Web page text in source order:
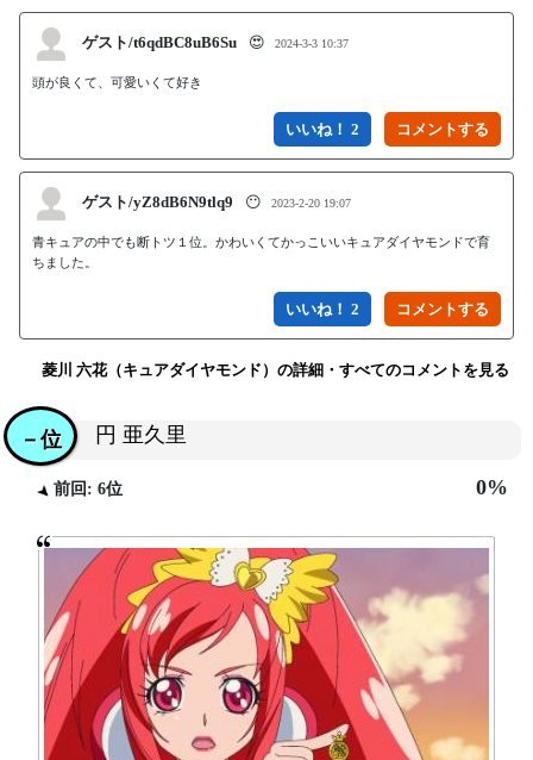
ゲスト/t6qdBC8uB6Su 😍 2024-3-3 10:37
頭が良くて、可愛いくて好き
いいね！ 2
ゲスト/yZ8dB6N9tlq9 😶 2023-2-20 19:07
青キュアの中でも断トツ１位。かわいくてかっこいいキュアダイヤモンドで育
ちました。
いいね！ 2
菱川 六花（キュアダイヤモンド）の詳細・すべてのコメントを見る
円 亜久里
－位
前回: 6位 0%